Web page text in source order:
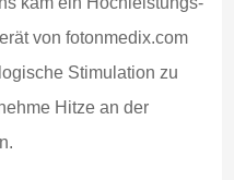
von fotonmedix.com
Stimulation zu
Hitze an der